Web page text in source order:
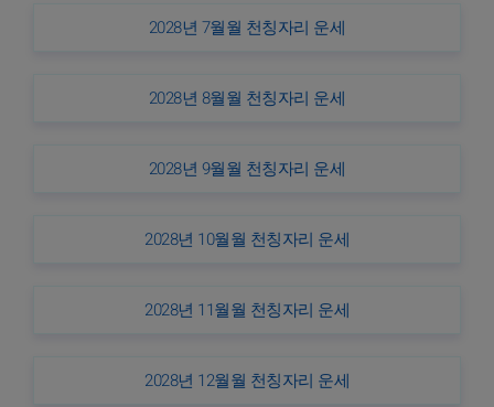
2028년 7월월 천칭자리 운세
2028년 8월월 천칭자리 운세
2028년 9월월 천칭자리 운세
2028년 10월월 천칭자리 운세
2028년 11월월 천칭자리 운세
2028년 12월월 천칭자리 운세